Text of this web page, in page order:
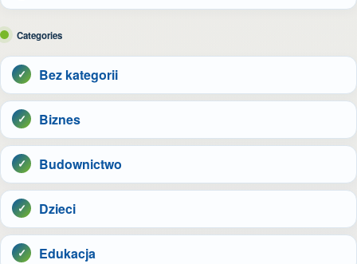
Categories
Bez kategorii
Biznes
Budownictwo
Dzieci
Edukacja